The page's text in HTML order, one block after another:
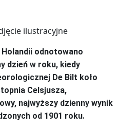
odnotowano
dzień w roku, kiedy
De Bilt koło
Celsjusza,
najwyższy dzienny wynik
od 1901 roku.